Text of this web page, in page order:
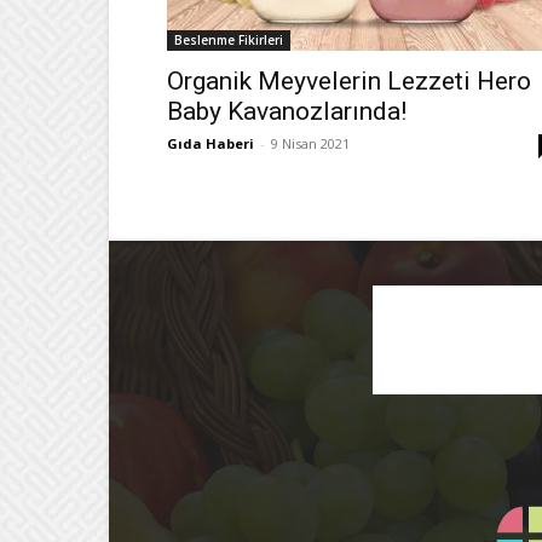
Beslenme Fikirleri
Organik Meyvelerin Lezzeti Hero
Baby Kavanozlarında!
Gıda Haberi - 9 Nisan 2021